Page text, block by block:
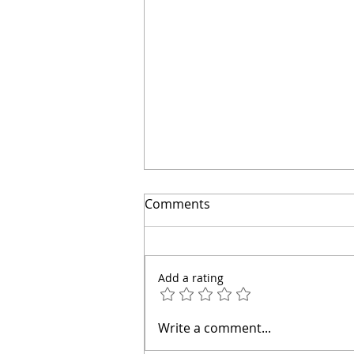
🔴Cuidado: este error hace
Comments
Add a rating
Write a comment...